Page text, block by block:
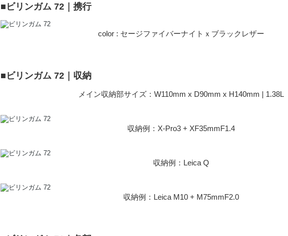
■ビリンガム 72｜携行
color : セージファイバーナイトｘブラックレザー
■ビリンガム 72｜収納
メイン収納部サイズ：W110mm x D90mm x H140mm | 1.38L
収納例：X-Pro3 + XF35mmF1.4
収納例：Leica Q
収納例：Leica M10 + M75mmF2.0